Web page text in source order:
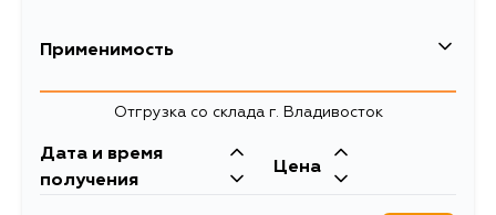
шт
стартера 4 шт.
CITROEN
Применимость
Mazda
Mitsubishi
Отгрузка со склада г. Владивосток
Дата и время
получения
Цена